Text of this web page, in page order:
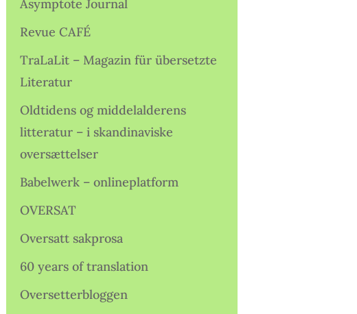
Asymptote Journal
Revue CAFÉ
TraLaLit – Magazin für übersetzte
Literatur
Oldtidens og middelalderens
litteratur – i skandinaviske
oversættelser
Babelwerk – onlineplatform
OVERSAT
Oversatt sakprosa
60 years of translation
Oversetterbloggen